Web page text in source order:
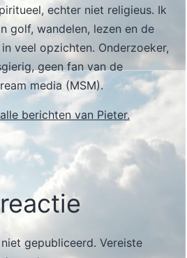
echter niet religieus. Ik
golf, wandelen, lezen en de
veel opzichten. Onderzoeker,
geen fan van de
media (MSM).
berichten van Pieter.
gepubliceerd. Vereiste